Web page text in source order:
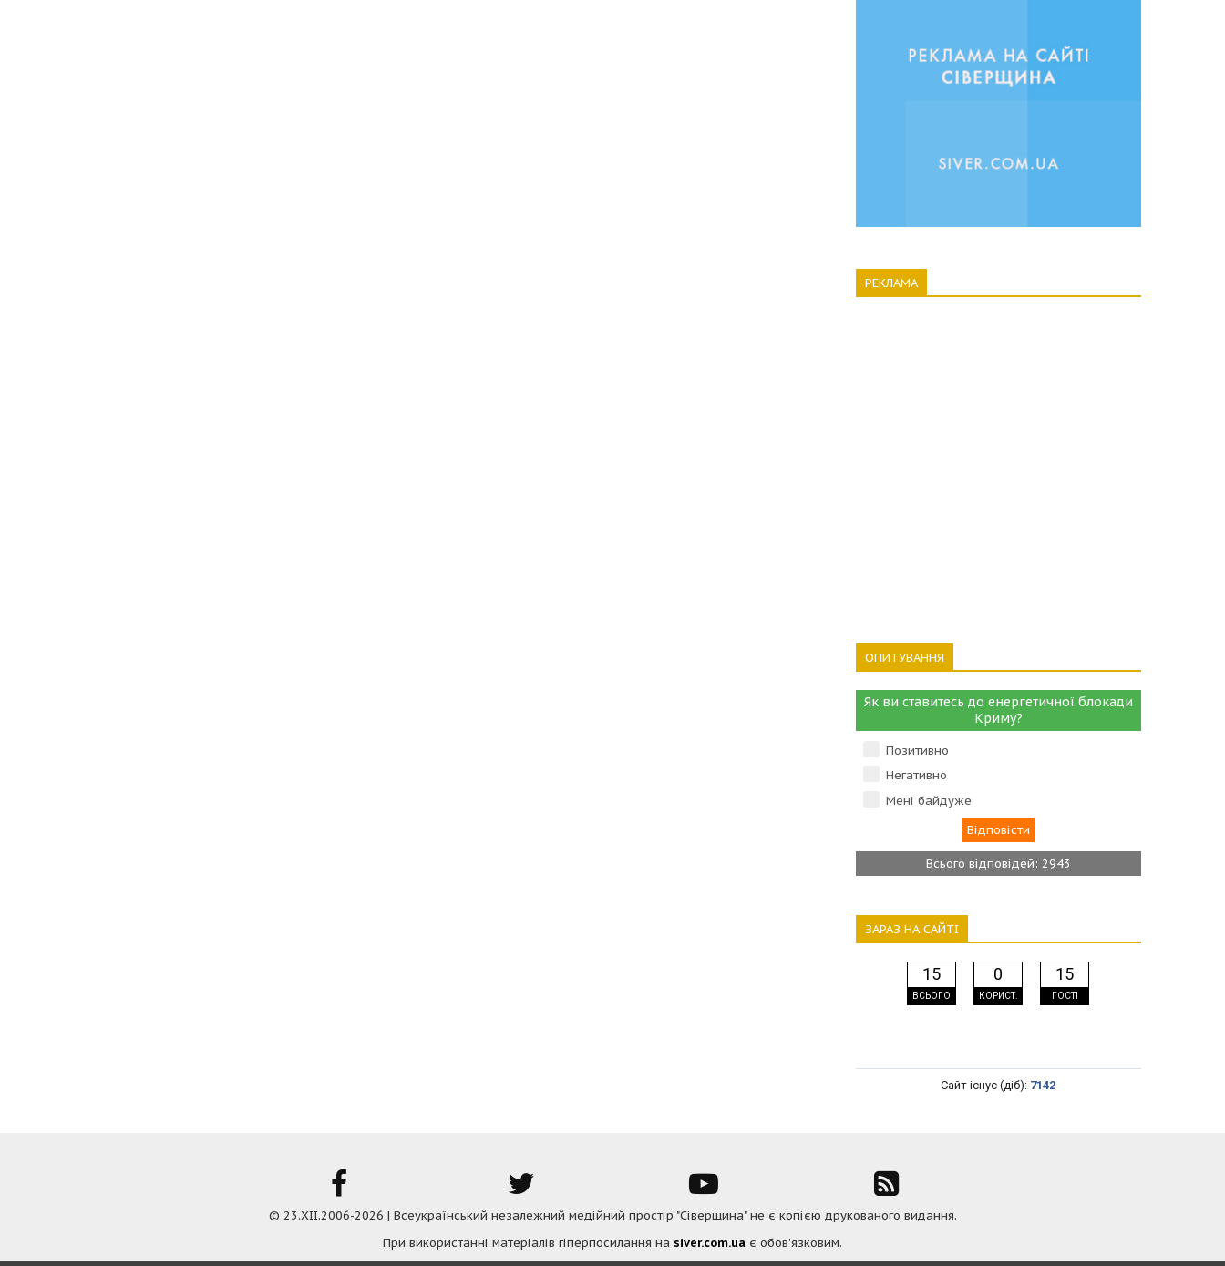
РЕКЛАМА
ОПИТУВАННЯ
Як ви ставитесь до енергетичної блокади
Криму?
Позитивно
Негативно
Мені байдуже
Всього відповідей: 2943
ЗАРАЗ НА САЙТІ
15
ВСЬОГО
0
КОРИСТ.
15
ГОСТІ
Сайт існує (діб): 7142
© 23.XII.2006-2026 | Всеукраїнський незалежний медійний простір "Сіверщина" не є копією друкованого видання.
При використанні матеріалів гіперпосилання на siver.com.ua є обов'язковим.